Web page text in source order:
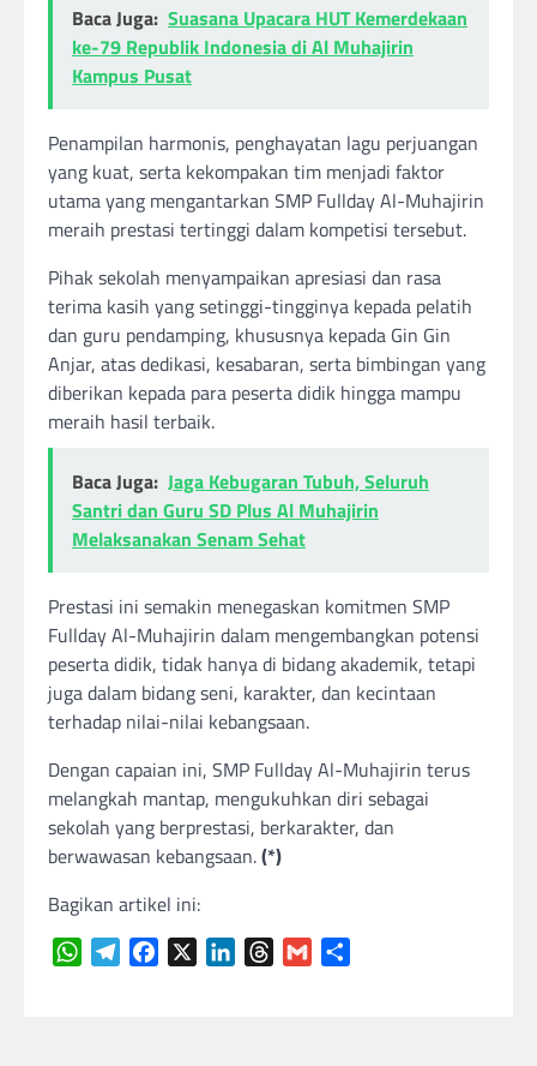
Baca Juga: Suasana Upacara HUT Kemerdekaan
ke-79 Republik Indonesia di Al Muhajirin
Kampus Pusat
Penampilan harmonis, penghayatan lagu perjuangan
yang kuat, serta kekompakan tim menjadi faktor
utama yang mengantarkan SMP Fullday Al-Muhajirin
meraih prestasi tertinggi dalam kompetisi tersebut.
Pihak sekolah menyampaikan apresiasi dan rasa
terima kasih yang setinggi-tingginya kepada pelatih
dan guru pendamping, khususnya kepada Gin Gin
Anjar, atas dedikasi, kesabaran, serta bimbingan yang
diberikan kepada para peserta didik hingga mampu
meraih hasil terbaik.
Baca Juga: Jaga Kebugaran Tubuh, Seluruh
Santri dan Guru SD Plus Al Muhajirin
Melaksanakan Senam Sehat
Prestasi ini semakin menegaskan komitmen SMP
Fullday Al-Muhajirin dalam mengembangkan potensi
peserta didik, tidak hanya di bidang akademik, tetapi
juga dalam bidang seni, karakter, dan kecintaan
terhadap nilai-nilai kebangsaan.
Dengan capaian ini, SMP Fullday Al-Muhajirin terus
melangkah mantap, mengukuhkan diri sebagai
sekolah yang berprestasi, berkarakter, dan
berwawasan kebangsaan.(*)
Bagikan artikel ini:
WhatsAppTelegramFacebook LinkedInThreads
Gmail